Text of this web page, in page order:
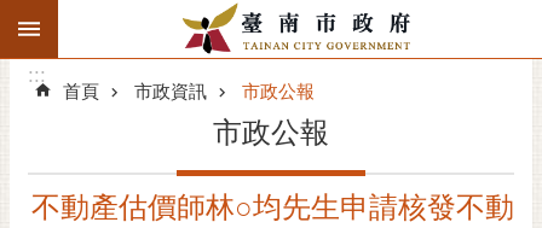
跳到主要內容區塊
搜
階
精彩府城
:::
:::
首頁 市政資訊 市政公報
市政公報
不動產估價師林○均先生申請核發不動